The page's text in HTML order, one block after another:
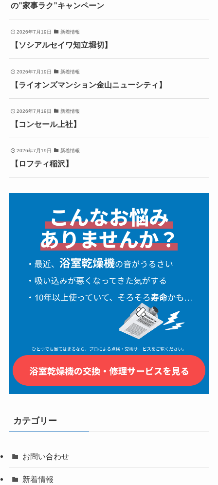
の”家事ラク”キャンペーン
2026年7月19日 新着情報
【ソシアルセイワ知立堀切】
2026年7月19日 新着情報
【ライオンズマンション金山ニューシティ】
2026年7月19日 新着情報
【コンセール上社】
2026年7月19日 新着情報
【ロフティ稲沢】
カテゴリー
お問い合わせ
新着情報